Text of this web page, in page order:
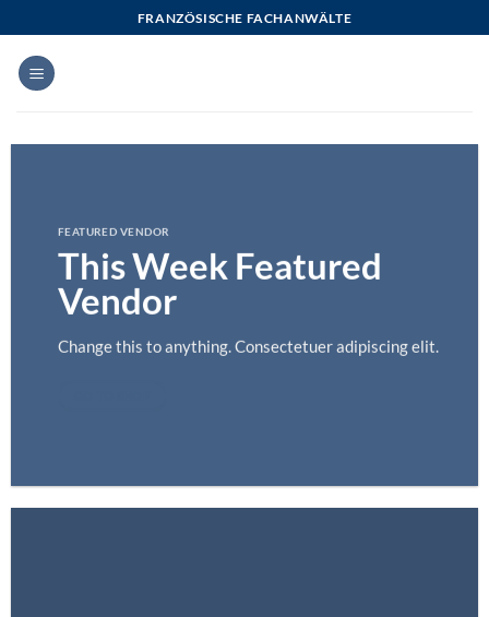
Inhalt
springen
FRANZÖSISCHE FACHANWÄLTE
FEATURED VENDOR
This Week Featured
Vendor
Change this to anything. Consectetuer adipiscing elit.